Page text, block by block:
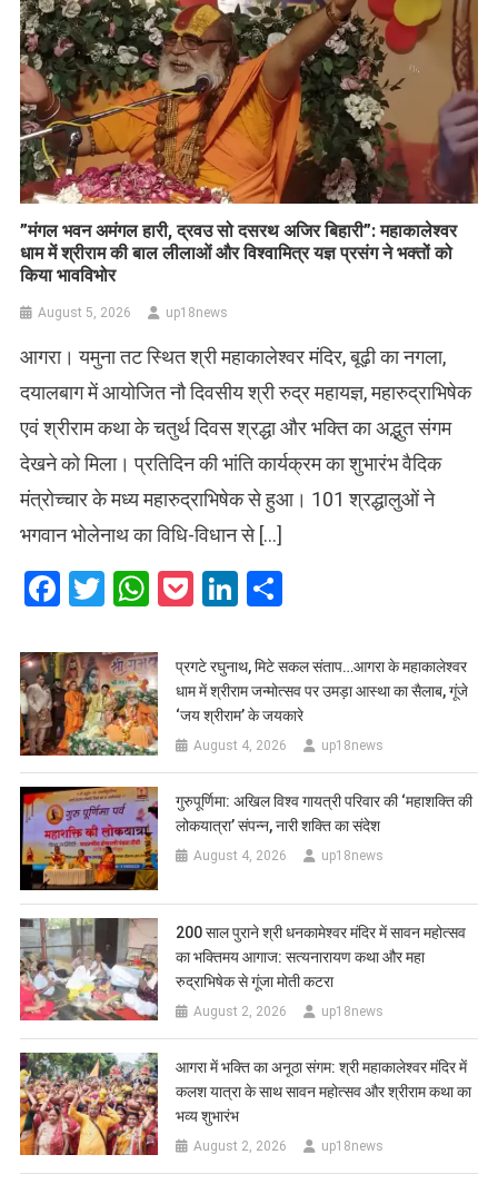
​”मंगल भवन अमंगल हारी, द्रवउ सो दसरथ अजिर बिहारी”: महाकालेश्वर
धाम में श्रीराम की बाल लीलाओं और विश्वामित्र यज्ञ प्रसंग ने भक्तों को
किया भावविभोर
August 5, 2026 up18news
आगरा। यमुना तट स्थित श्री महाकालेश्वर मंदिर, बूढ़ी का नगला,
दयालबाग में आयोजित नौ दिवसीय श्री रुद्र महायज्ञ, महारुद्राभिषेक
एवं श्रीराम कथा के चतुर्थ दिवस श्रद्धा और भक्ति का अद्भुत संगम
देखने को मिला। प्रतिदिन की भांति कार्यक्रम का शुभारंभ वैदिक
मंत्रोच्चार के मध्य महारुद्राभिषेक से हुआ। 101 श्रद्धालुओं ने
भगवान भोलेनाथ का विधि-विधान से […]
Facebook
Twitter
WhatsApp
PocketLinkedIn
प्रगटे रघुनाथ, मिटे सकल संताप…आगरा के महाकालेश्वर
धाम में श्रीराम जन्मोत्सव पर उमड़ा आस्था का सैलाब, गूंजे
‘जय श्रीराम’ के जयकारे
August 4, 2026 up18news
गुरुपूर्णिमा: अखिल विश्व गायत्री परिवार की ‘महाशक्ति की
लोकयात्रा’ संपन्न, नारी शक्ति का संदेश
August 4, 2026 up18news
200 साल पुराने श्री धनकामेश्वर मंदिर में सावन महोत्सव
का भक्तिमय आगाज: सत्यनारायण कथा और महा
रुद्राभिषेक से गूंजा मोती कटरा
August 2, 2026 up18news
आगरा में भक्ति का अनूठा संगम: श्री महाकालेश्वर मंदिर में
कलश यात्रा के साथ सावन महोत्सव और श्रीराम कथा का
भव्य शुभारंभ
August 2, 2026 up18news